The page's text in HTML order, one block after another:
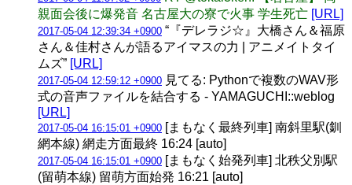
親面会後に爆発音 名古屋大の寮で火事 学生死亡 [URL]
2017-05-04 12:39:34 +0900 “『デレラジ☆』大橋さん＆福原
さん＆佳村さんが語るアイマスの力 | アニメイトタイ
ムズ” [URL]
2017-05-04 12:59:12 +0900 見てる: Pythonで複数のWAV形
式の音声ファイルを結合する - YAMAGUCHI::weblog
[URL]
2017-05-04 16:15:01 +0900 [まもなく最終列車] 南斜里駅(釧
網本線) 網走方面最終 16:24 [auto]
2017-05-04 16:15:01 +0900 [まもなく始発列車] 北秩父別駅
(留萌本線) 留萌方面始発 16:21 [auto]